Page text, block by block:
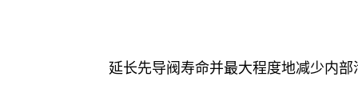
延长先导阀寿命并最大程度地减少内部